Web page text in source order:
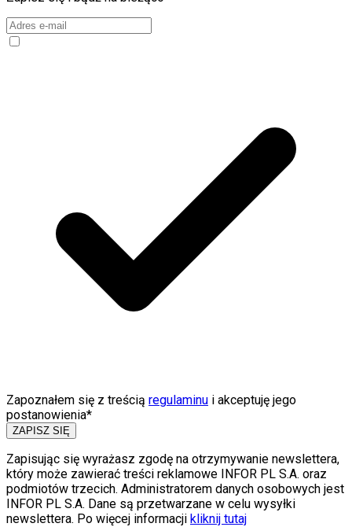
Zapoznałem się z treścią regulaminu i akceptuję jego
postanowienia*
ZAPISZ SIĘ
Zapisując się wyrażasz zgodę na otrzymywanie newslettera,
który może zawierać treści reklamowe INFOR PL S.A. oraz
podmiotów trzecich. Administratorem danych osobowych jest
INFOR PL S.A. Dane są przetwarzane w celu wysyłki
newslettera. Po więcej informacji kliknij tutaj